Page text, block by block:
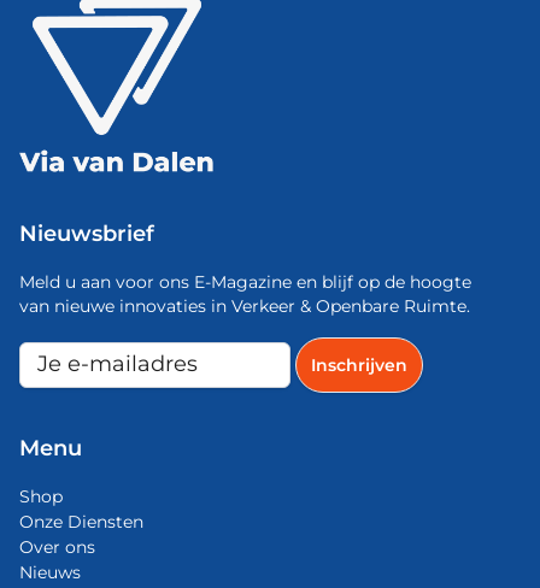
Nieuwsbrief
Meld u aan voor ons E-Magazine en blijf op de hoogte
van nieuwe innovaties in Verkeer & Openbare Ruimte.
Menu
Shop
Onze Diensten
Over ons
Nieuws